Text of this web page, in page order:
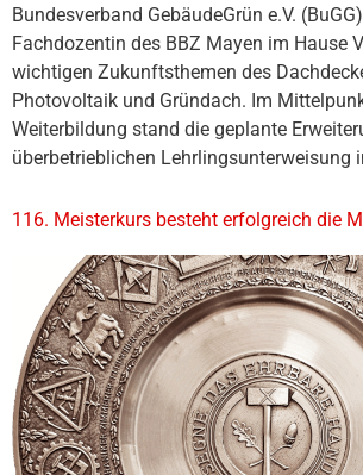
Bundesverband GebäudeGrün e.V.
Fachdozentin des BBZ Mayen im Hause
wichtigen Zukunftsthemen des
Photovoltaik und Gründach. Im
Weiterbildung stand die geplante
überbetrieblichen Lehrlingsunterweisung
116. Meisterkurs besteht erfolgreich die